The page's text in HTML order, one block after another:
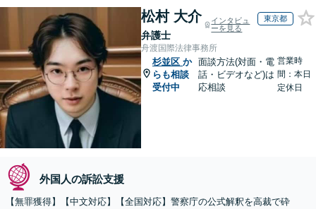
松村 大介
弁護士
インタビュ
ーを見る
東京都
舟渡国際法律事務所
杉並区 か
らも相談
受付中
面談方法(対面・電
話・ビデオなど)は
応相談
営業時
間：本日
定休日
外国人の訴訟支援
【無罪獲得】【中文対応】【全国対応】警察庁の公式解釈を高裁で砕